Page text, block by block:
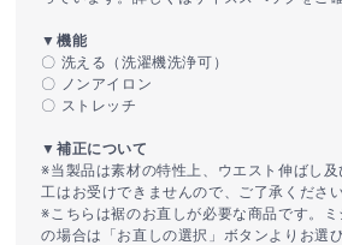
▼機能
〇 洗える（洗濯機洗浄可）
〇 ノンアイロン
〇 ストレッチ
▼補正について
※当製品は素材の特性上、ウエスト伸ばし
工はお受けできませんので、ご了承ください
※こちらは裾のお直しが必要な商品です。
の場合は「お直しの選択」ボタンよりお選